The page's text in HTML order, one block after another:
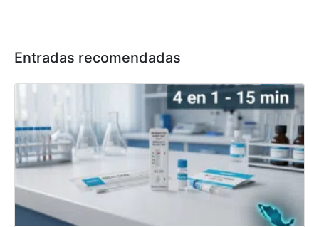
Entradas recomendadas